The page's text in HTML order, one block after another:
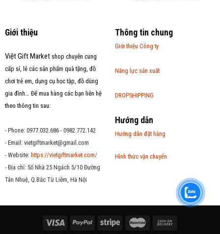
Giới thiệu
Việt Gift Marketshop chuyên cung
cấp sỉ, lẻ các sản phẩm quà tặng, đồ
chơi trẻ em, dụng cụ học tập, đồ dùng
gia đình... Để mua hàng các bạn liên hệ
theo thông tin sau:
- Phone: 0977.032.686 - 0982.772.142
- Email: vietgiftmarket@gmail.com
- Website: https://vietgiftmarket.com/
- Địa chỉ: Số Nhà 25 Ngách 5/10 Đường
Tân Nhuệ, Q.Bắc Từ Liêm, Hà Nội
Thông tin chung
Giới thiệu Công ty
Năng lực sản xuất
DROPSHIPPING
Hướng dẫn
Hướng dẫn đặt hàng
Hình thức vận chuyển